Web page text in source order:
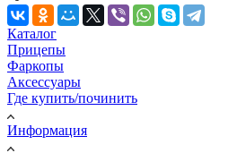
Каталог
Прицепы
Фаркопы
Аксессуары
Где купить/починить
Информация